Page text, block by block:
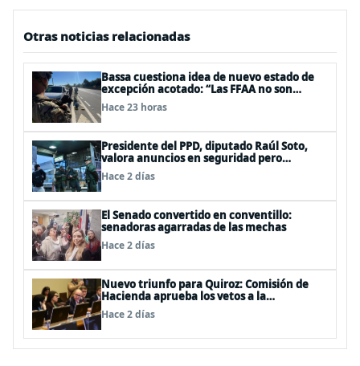
Otras noticias relacionadas
Bassa cuestiona idea de nuevo estado de
excepción acotado: “Las FFAA no son
policías”
Hace 23 horas
Presidente del PPD, diputado Raúl Soto,
valora anuncios en seguridad pero
advierte ausencia clave: alzamiento del
secreto bancario
Hace 2 días
El Senado convertido en conventillo:
senadoras agarradas de las mechas
Hace 2 días
Nuevo triunfo para Quiroz: Comisión de
Hacienda aprueba los vetos a la
Megarreforma
Hace 2 días